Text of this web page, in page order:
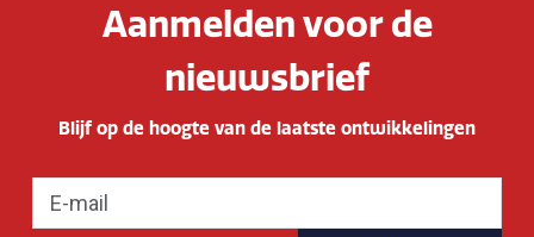
Aanmelden voor de
nieuwsbrief
Blijf op de hoogte van de laatste ontwikkelingen